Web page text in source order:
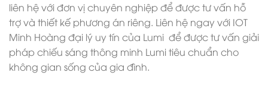
liên hệ với đơn vị chuyên nghiệp để được tư vấn hỗ
trợ và thiết kế phương án riêng. Liên hệ ngay với IOT
Minh Hoàng đại lý uy tín của Lumi để được tư vấn giải
pháp chiếu sáng thông minh Lumi tiêu chuẩn cho
không gian sống của gia đình.